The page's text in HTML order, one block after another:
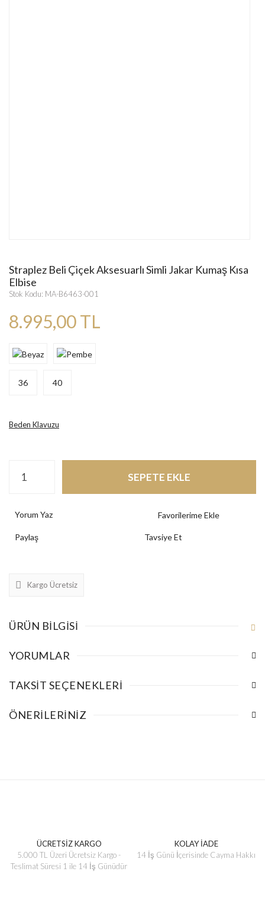
Straplez Beli Çiçek Aksesuarlı Simli Jakar Kumaş Kısa
Elbise
Stok Kodu: MA-B6463-001
8.995,00 TL
36 40
Beden Klavuzu
SEPETE EKLE
Yorum Yaz
Paylaş Tavsiye Et
Kargo Ücretsiz
ÜRÜN BILGISI
YORUMLAR
TAKSIT SEÇENEKLERI
ÖNERILERINIZ
ÜCRETSİZ KARGO
5.000 TL Üzeri Ücretsiz Kargo -
Teslimat Süresi 1 ile 14 İş Günüdür
KOLAY İADE
14 İş Günü İçerisinde Cayma Hakkı